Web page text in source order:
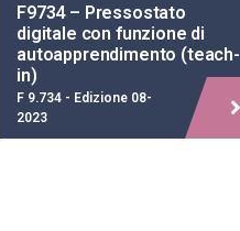
F9734 – Pressostato
digitale con funzione di
autoapprendimento (teach-
in)
F 9.734 - Edizione 08-
2023